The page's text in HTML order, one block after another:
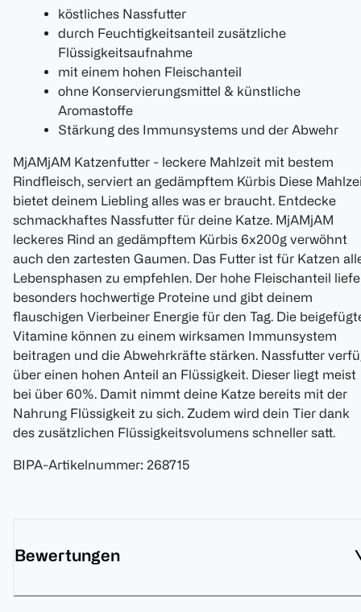
köstliches Nassfutter
durch Feuchtigkeitsanteil zusätzliche
Flüssigkeitsaufnahme
mit einem hohen Fleischanteil
ohne Konservierungsmittel & künstliche
Aromastoffe
Stärkung des Immunsystems und der Abwehr
MjAMjAM Katzenfutter - leckere Mahlzeit mit bestem
Rindfleisch, serviert an gedämpftem Kürbis Diese
bietet deinem Liebling alles was er braucht. Entdecke
schmackhaftes Nassfutter für deine Katze. MjAMjAM
leckeres Rind an gedämpftem Kürbis 6x200g verwöhnt
auch den zartesten Gaumen. Das Futter ist für Katzen
Lebensphasen zu empfehlen. Der hohe Fleischanteil
besonders hochwertige Proteine und gibt deinem
flauschigen Vierbeiner Energie für den Tag. Die
Vitamine können zu einem wirksamen Immunsystem
beitragen und die Abwehrkräfte stärken. Nassfutter
über einen hohen Anteil an Flüssigkeit. Dieser liegt meist
bei über 60%. Damit nimmt deine Katze bereits mit der
Nahrung Flüssigkeit zu sich. Zudem wird dein Tier dank
des zusätzlichen Flüssigkeitsvolumens schneller satt.
BIPA-Artikelnummer: 268715
Bewertungen